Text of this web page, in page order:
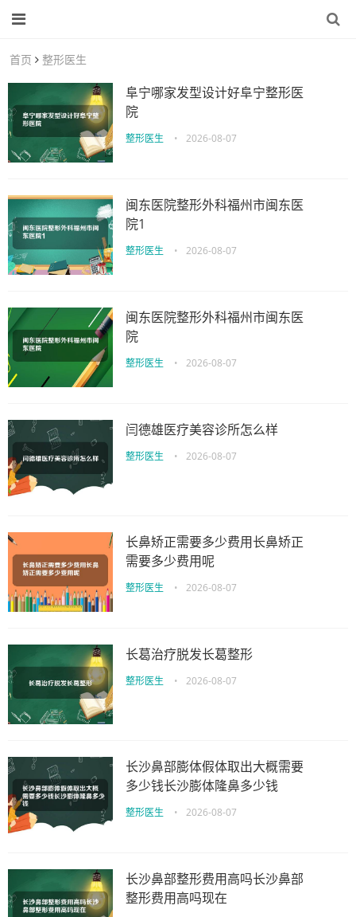
首页 整形医生
阜宁哪家发型设计好阜宁整形医
院
整形医生 • 2026-08-07
闽东医院整形外科福州市闽东医
院1
整形医生 • 2026-08-07
闽东医院整形外科福州市闽东医
院
整形医生 • 2026-08-07
闫德雄医疗美容诊所怎么样
整形医生 • 2026-08-07
长鼻矫正需要多少费用长鼻矫正
需要多少费用呢
整形医生 • 2026-08-07
长葛治疗脱发长葛整形
整形医生 • 2026-08-07
长沙鼻部膨体假体取出大概需要
多少钱长沙膨体隆鼻多少钱
整形医生 • 2026-08-07
长沙鼻部整形费用高吗长沙鼻部
整形费用高吗现在